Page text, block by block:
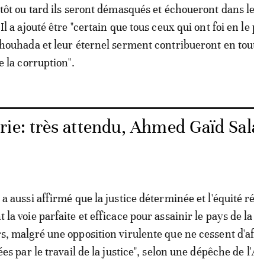
ou tard ils seront démasqués et échoueront dans
a ajouté être "certain que tous ceux qui ont foi en le
et leur éternel serment contribueront en
la corruption".
très attendu, Ahmed Gaïd
a aussi affirmé que la justice déterminée et l'équité
la voie parfaite et efficace pour assainir le pays de
malgré une opposition virulente que ne cessent
par le travail de la justice", selon une dépêche de